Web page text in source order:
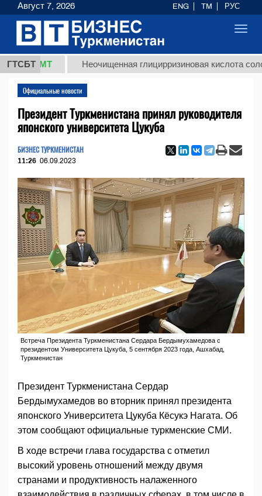
ГТСБТ
ТМТ Неочищенная глицирризиновая кислота
Официальные новости
Президент Туркменистана принял руководителя
японского университета Цукуба
БИЗНЕС ТУРКМЕНИСТАН
11:26 06.09.2023
Встреча Президента Туркменистана Сердара Бердымухамедова с
президентом Университета Цукуба, 5 сентября 2023 года, Ашхабад,
Туркменистан
Президент Туркменистана Сердар
Бердымухамедов во вторник принял президента
японского Университета Цукуба Кёсукэ Нагата. Об
этом сообщают официальные туркменские СМИ.
В ходе встречи глава государства с отметил
высокий уровень отношений между двумя
странами и продуктивность налаженного
Август 7, 2026 ENG TM РУС